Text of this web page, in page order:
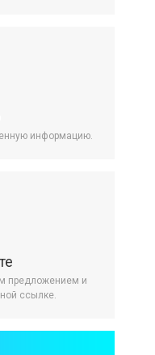
информацию.
предложением и
ссылке.